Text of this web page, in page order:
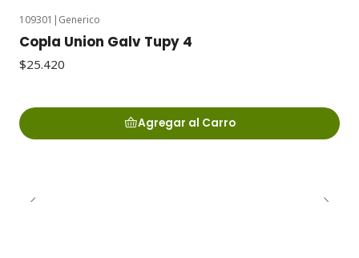
109301 | Generico
Copla Union Galv Tupy 4
$25.420
Agregar al Carro